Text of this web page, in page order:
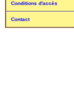
Conditions d'accès
Contact